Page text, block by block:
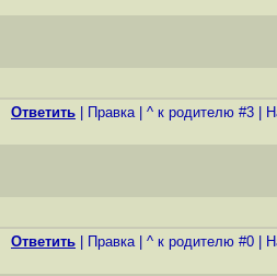
Ответить Правка| ^ к родителю #3
Ответить Правка| ^ к родителю #0